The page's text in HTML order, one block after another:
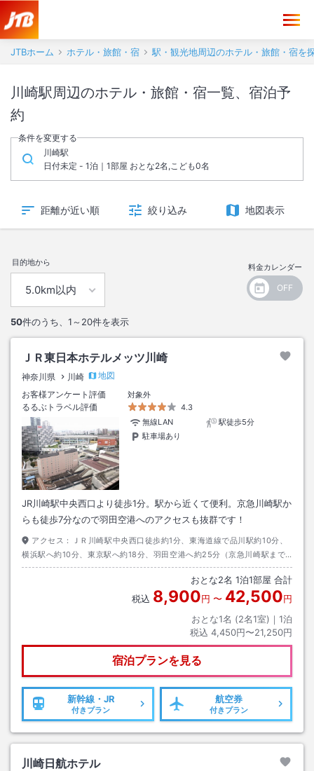
JTBホーム ホテル・旅館・宿 駅・観光地周辺のホテル・旅館・宿を
川崎駅周辺のホテル・旅館・宿一覧、宿泊予
約
条件を変更する
川崎駅
日付未定 - 1泊｜1部屋 おとな2名,こども0名
距離が近い順 絞り込み 地図表示
目的地から 料金カレンダー
50件のうち、 1～20件を表示
ＪＲ東日本ホテルメッツ川崎
神奈川県 川崎
地図
お客様アンケート評価
対象外
るるぶトラベル評価
4.3
無線LAN
駅徒歩5分
駐車場あり
JR川崎駅中央西口より徒歩1分。駅から近くて便利。京急川崎駅か
らも徒歩7分なので羽田空港へのアクセスも抜群です！
アクセス：
ＪＲ川崎駅中央西口徒歩約1分、東海道線で品川駅約10分、
横浜駅へ約10分、東京駅へ約18分、羽田空港へ約25分（京急川崎駅まで
徒歩約8分）スムーズにアクセス！
おとな2名 1泊1部屋 合計
税込 8,900円 〜 42,500円
おとな1名 (2名1室)｜ 1泊
税込 4,450円〜21,250円
宿泊プランを見る
新幹線・JR
付きプラン
航空券
付きプラン
川崎日航ホテル